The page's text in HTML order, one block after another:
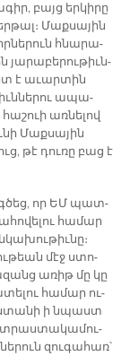
բայց եր­կի­րը
Մաք­սա­յին
հնա­րա­
յա­րա­բե­րու­թիւն­
է ա­ւար­տին
ա­պա­
առ­նե­լով
Մաք­սա­յին
թէ դու­ռը բաց է
որ ԵՄ պատ­
հա­մար
մէջ ստո­
ա­ռիթ մը կը
հա­մար ու­
ի նպաստ
զու­գա­հառ՝